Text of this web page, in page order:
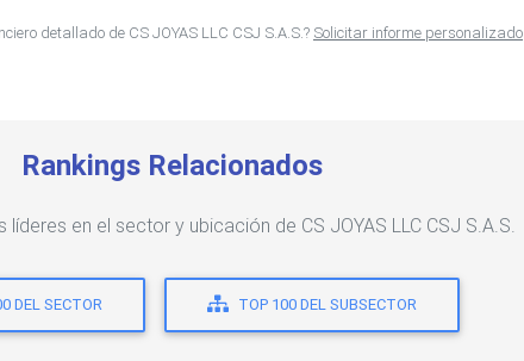
detallado de CS JOYAS LLC CSJ S.A.S.? Solicitar informe personalizado
Rankings Relacionados
líderes en el sector y ubicación de CS JOYAS LLC CSJ S.A.S.
DEL SECTOR TOP 100 DEL SUBSECTOR